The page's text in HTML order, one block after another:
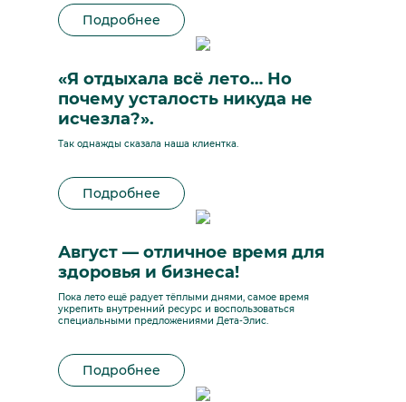
Подробнее
«Я отдыхала всё лето… Но
почему усталость никуда не
исчезла?».
Так однажды сказала наша клиентка.
Подробнее
Август — отличное время для
здоровья и бизнеса!
Пока лето ещё радует тёплыми днями, самое время
укрепить внутренний ресурс и воспользоваться
специальными предложениями Дета-Элис.
Подробнее